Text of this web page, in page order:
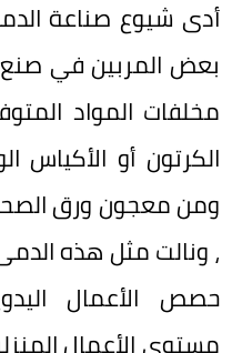
أدى شيوع صناعة
بعض المربين في
مخلفات المواد
الكرتون أو الأكياس
ومن معجون ورق
، ونالت مثل هذه
حصص الأعمال